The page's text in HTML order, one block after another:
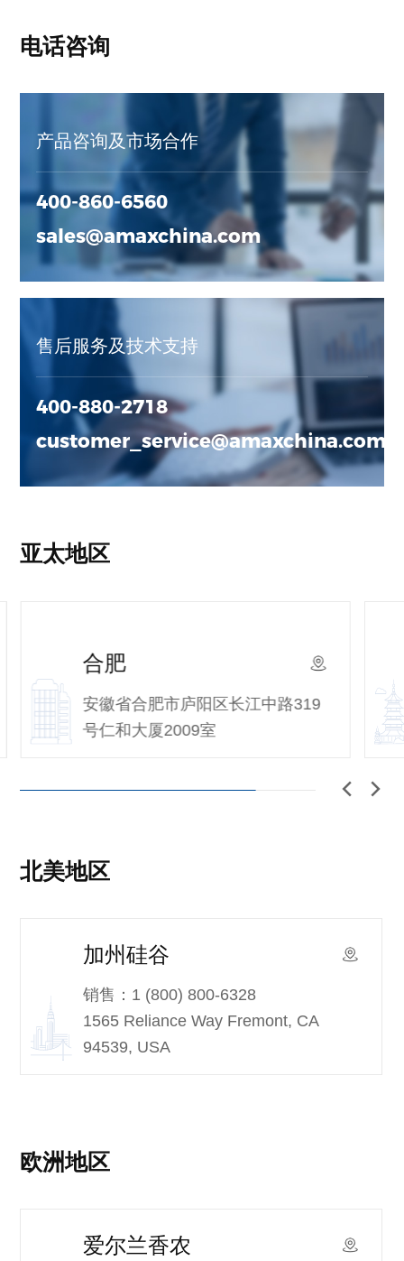
电话咨询
产品咨询及市场合作
400-860-6560
sales@amaxchina.com
售后服务及技术支持
400-880-2718
customer_service@amaxchina.com
亚太地区
徽省合肥市庐阳区长江中路319
仁和大厦2009室
杭州市
楼2层
北美地区
加州硅谷
销售： 1 (800) 800-6328
1565 Reliance Way Fremont, CA
94539, USA
欧洲地区
爱尔兰香农